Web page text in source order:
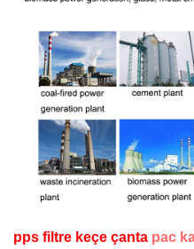
pps filtre keçe çanta pac